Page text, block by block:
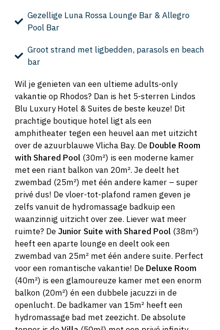
Gezellige Luna Rossa Lounge Bar & Allegro
Pool Bar
Groot strand met ligbedden, parasols en beach
bar
Wil je genieten van een ultieme adults-only
vakantie op Rhodos? Dan is het 5-sterren Lindos
Blu Luxury Hotel & Suites de beste keuze! Dit
prachtige boutique hotel ligt als een
amphitheater tegen een heuvel aan met uitzicht
over de azuurblauwe Vlicha Bay. De Double Room
with Shared Pool (30m²) is een moderne kamer
met een riant balkon van 20m². Je deelt het
zwembad (25m²) met één andere kamer – super
privé dus! De vloer-tot-plafond ramen geven je
zelfs vanuit de hydromassage badkuip een
waanzinnig uitzicht over zee. Liever wat meer
ruimte? DeJunior Suite with Shared Pool (38m²)
heeft een aparte lounge en deelt ook een
zwembad van 25m² met één andere suite. Perfect
voor een romantische vakantie! De Deluxe Room
(40m²) is een glamoureuze kamer met een enorm
balkon (20m²) én een dubbele jacuzzi in de
openlucht. De badkamer van 15m² heeft een
hydromassage bad met zeezicht. De absolute